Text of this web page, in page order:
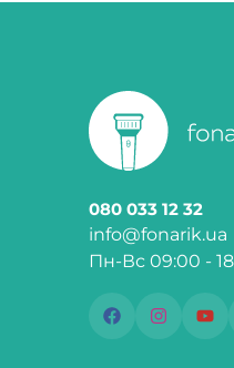
080 033 12 32
info@fonarik.ua
Пн-Вс 09:00 -